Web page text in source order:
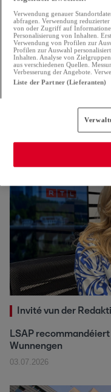
ADR huet Froen zu
21.07.2026
Invité vun der
LSAP
Wunnengen
03.07.2026
Verwendung genauer
abfragen. Verwendung
von oder Zugriff auf
Personalisierung von Inhalten.
Verwendung von Profilen zur
Profilen zur Auswahl
Inhalten. Analyse von
aus verschiedenen Quellen.
Verbesserung der Angebote.
Liste der Partner (Lieferanten)